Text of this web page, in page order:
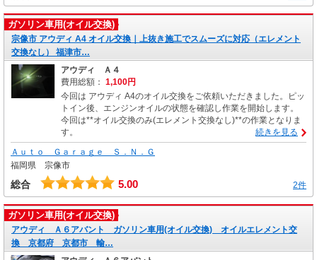
ガソリン車用(オイル交換)
宗像市 アウディ A4 オイル交換｜上抜き施工でスムーズに対応（エレメント
交換なし） 福津市…
アウディ Ａ４
費用総額： 1,100円
今回は アウディ A4のオイル交換をご依頼いただきました。ピッ
トイン後、エンジンオイルの状態を確認し作業を開始します。
今回は**オイル交換のみ(エレメント交換なし)**の作業となりま
す。
続きを見る
Ａｕｔｏ Ｇａｒａｇｅ Ｓ．Ｎ．Ｇ
福岡県 宗像市
総合 5.00 2件
ガソリン車用(オイル交換)
アウディ Ａ６アバント ガソリン車用(オイル交換) オイルエレメント交
換 京都府 京都市 輸…